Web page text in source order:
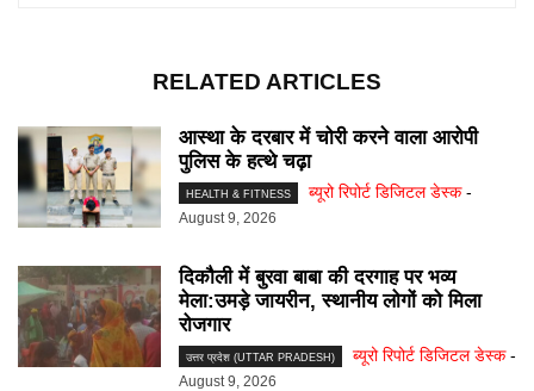
RELATED ARTICLES
आस्था के दरबार में चोरी करने वाला आरोपी
पुलिस के हत्थे चढ़ा
HEALTH & FITNESS ब्यूरो रिपोर्ट डिजिटल डेस्क -
August 9, 2026
दिकौली में बुरवा बाबा की दरगाह पर भव्य
मेला:उमड़े जायरीन, स्थानीय लोगों को मिला
रोजगार
उत्तर प्रदेश (UTTAR PRADESH) ब्यूरो रिपोर्ट डिजिटल डेस्क -
August 9, 2026